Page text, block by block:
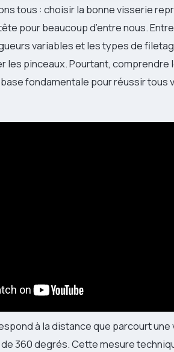
tous : choisir la bonne visserie
pour beaucoup d’entre nous.
variables et les types de
les pinceaux. Pourtant, comprendre
fondamentale pour réussir tous
à la distance que parcourt une
360 degrés. Cette mesure